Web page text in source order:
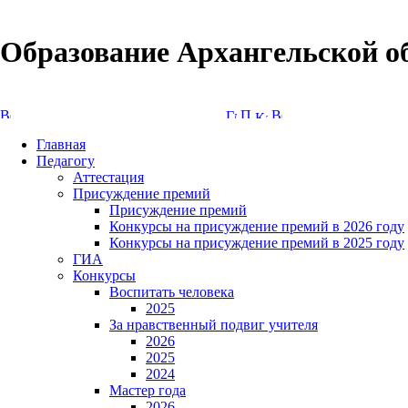
Образование Архангельской
Главная
Педагогу
Аттестация
Присуждение премий
Присуждение премий
Конкурсы на присуждение премий в 2026 году
Конкурсы на присуждение премий в 2025 году
ГИА
Конкурсы
Воспитать человека
2025
За нравственный подвиг учителя
2026
2025
2024
Мастер года